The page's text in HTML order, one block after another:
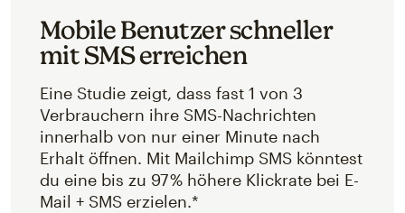
Mobile Benutzer schneller
mit SMS erreichen
Eine Studie zeigt, dass fast 1 von 3
Verbrauchern ihre SMS-Nachrichten
innerhalb von nur einer Minute nach
Erhalt öffnen. Mit Mailchimp SMS könntest
du eine bis zu 97 % höhere Klickrate bei E-
Mail + SMS erzielen.*